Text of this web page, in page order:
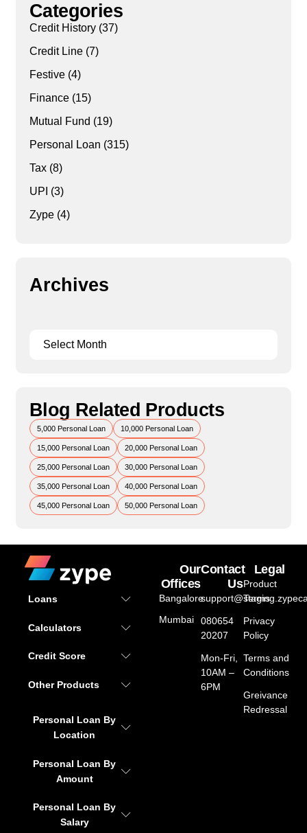
Categories
Credit History(37)
Credit Line(7)
Festive(4)
Finance(15)
Mutual Fund (19)
Personal Loan (315)
Tax(8)
UPI (3)
Zype(4)
Archives
Blog Related Products
5,000 Personal Loan 10,000 Personal Loan
15,000 Personal Loan 20,000 Personal Loan
25,000 Personal Loan 30,000 Personal Loan
35,000 Personal Loan 40,000 Personal Loan
45,000 Personal Loan 50,000 Personal Loan
Loans
Calculators
Credit Score
Other Products
Personal Loan By
Location
Personal Loan By
Amount
Personal Loan By
Salary
Our
Offices
Bangalore
Mumbai
Contact
Us
080654
20207
Mon-Fri,
10AM –
6PM
Legal
Product
Terms
Privacy
Policy
Terms and
Conditions
Greivance
Redressal